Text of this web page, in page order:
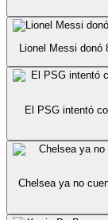
Lionel Messi
El PSG intentó
Chelsea ya no